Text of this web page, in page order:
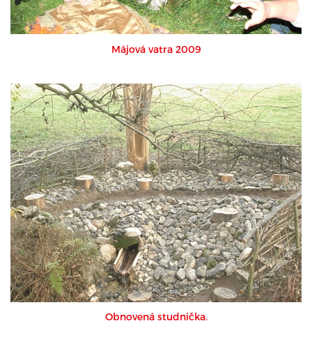
Májová vatra 2009
Obnovená studnička.